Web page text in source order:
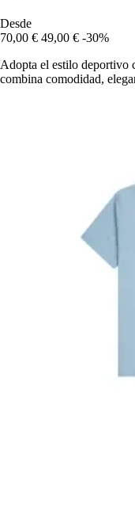
Desde
70,00 € 49,00 € -30%
Adopta el estilo deportivo
combina comodidad,